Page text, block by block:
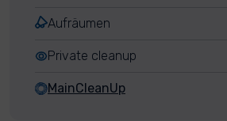
Aufräumen
Private cleanup
MainCleanUp